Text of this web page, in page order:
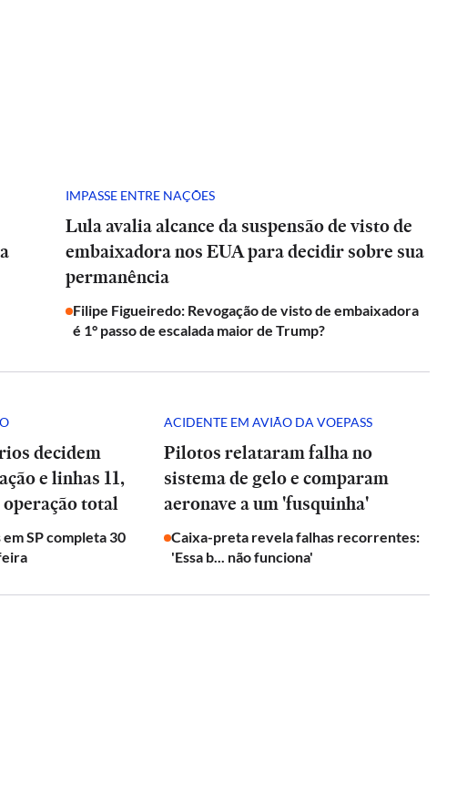
IMPASSE ENTRE NAÇÕES
Lula avalia alcance da suspensão de visto de
embaixadora nos EUA para decidir sobre sua
permanência
Filipe Figueiredo: Revogação de visto de embaixadora
é 1° passo de escalada maior de Trump?
decidem
e linhas 11,
operação total
SP completa 30
ACIDENTE EM AVIÃO DA VOEPASS
Pilotos relataram falha no
sistema de gelo e comparam
aeronave a um 'fusquinha'
Caixa-preta revela falhas recorrentes:
'Essa b... não funciona'